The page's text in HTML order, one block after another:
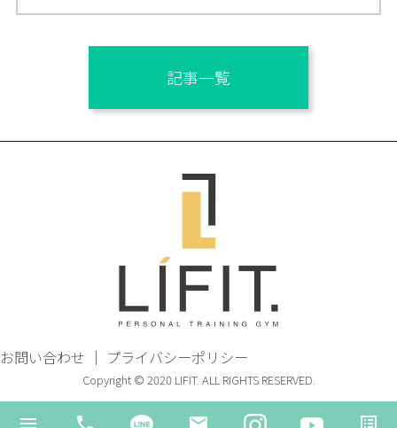
記事一覧
お問い合わせ ｜ プライバシーポリシー
Copyright © 2020 LIFIT. ALL RIGHTS RESERVED.
menu phone email list_alt